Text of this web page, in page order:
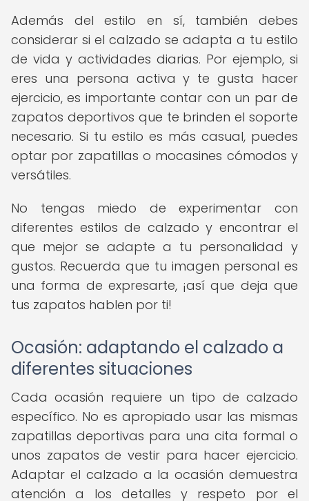
Además del estilo en sí, también debes
considerar si el calzado se adapta a tu estilo
de vida y actividades diarias. Por ejemplo, si
eres una persona activa y te gusta hacer
ejercicio, es importante contar con un par de
zapatos deportivos que te brinden el soporte
necesario. Si tu estilo es más casual, puedes
optar por zapatillas o mocasines cómodos y
versátiles.
No tengas miedo de experimentar con
diferentes estilos de calzado y encontrar el
que mejor se adapte a tu personalidad y
gustos. Recuerda que tu imagen personal es
una forma de expresarte, ¡así que deja que
tus zapatos hablen por ti!
Ocasión: adaptando el calzado a
diferentes situaciones
Cada ocasión requiere un tipo de calzado
específico. No es apropiado usar las mismas
zapatillas deportivas para una cita formal o
unos zapatos de vestir para hacer ejercicio.
Adaptar el calzado a la ocasión demuestra
atención a los detalles y respeto por el